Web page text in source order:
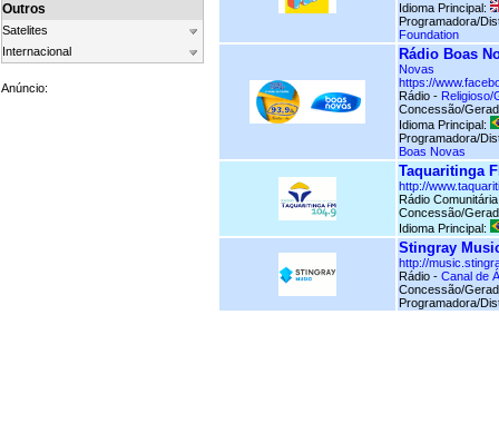
Outros
Satelites
Internacional
Anúncio:
Idioma Principal:
Programadora/
Foundation
Rádio Boas
Novas
https://
Rádio - Religioso/
Concessão/
Idioma Principal:
Programadora/
Boas Novas
Taquaritinga
http://
Rádio
Concessão/
Idioma Principal:
Stingray
http://
Rádio - Canal de
Concessão/
Programadora/